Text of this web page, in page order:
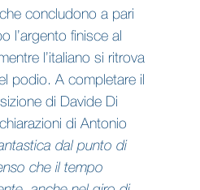
concludono a pari
l’argento finisce al
l’italiano si ritrova
podio. A completare il
di Davide Di
di Antonio
dal punto di
che il tempo